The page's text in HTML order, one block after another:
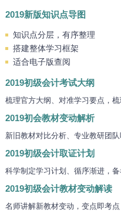
2019新版知识点导图
知识点分层，有序整理
搭建整体学习框架
适合电子版查阅
2019初级会计考试大纲
梳理官方大纲、对准学习要点，
2019初会教材变动解析
新旧教材对比分析、专业教研团
2019初级会计取证计划
科学制定学习计划、循序渐进，
2019初级会计教材变动解读
名师讲解新教材变动，变点即考